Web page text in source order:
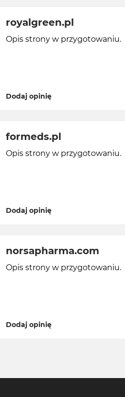
royalgreen.pl
Opis strony w przygotowaniu.
Dodaj opinię
formeds.pl
Opis strony w przygotowaniu.
Dodaj opinię
norsapharma.com
Opis strony w przygotowaniu.
Dodaj opinię